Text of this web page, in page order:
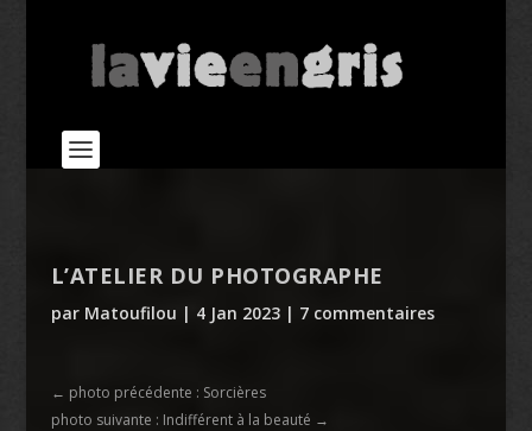
L’ATELIER DU PHOTOGRAPHE
par Matoufilou | 4 Jan 2023| 7 commentaires
← photo précédente : Sorcières
photo suivante : Indifférent à la beauté →